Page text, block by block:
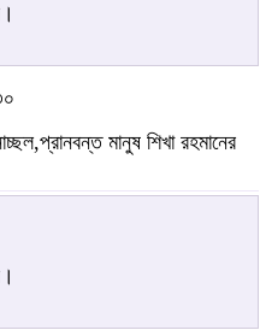
মানুষ শিখা রহমানের